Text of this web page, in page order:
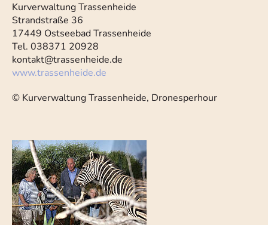
Kurverwaltung Trassenheide
Strandstraße 36
17449 Ostseebad Trassenheide
Tel. 038371 20928
kontakt@trassenheide.de
www.trassenheide.de
© Kurverwaltung Trassenheide, Dronesperhour